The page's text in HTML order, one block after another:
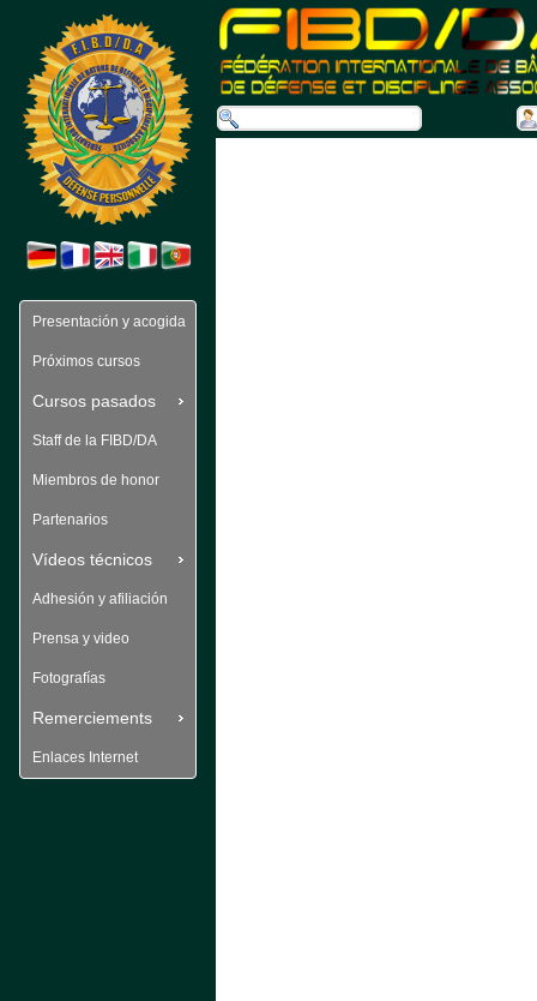
Presentación y acogida
Próximos cursos
Cursos pasados
Staff de la FIBD/DA
Miembros de honor
Partenarios
Vídeos técnicos
Adhesión y afiliación
Prensa y video
Fotografías
Remerciements
Enlaces Internet